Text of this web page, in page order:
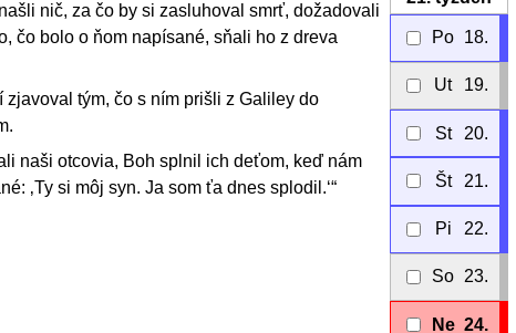
nič, za čo by si zasluhoval smrť, dožadovali
čo bolo o ňom napísané, sňali ho z dreva
tým, čo s ním prišli z Galiley do
naši otcovia, Boh splnil ich deťom, keď nám
‚Ty si môj syn. Ja som ťa dnes splodil.‘“
Po 18.
Ut 19.
St 20.
Št 21.
Pi 22.
So 23.
Ne 24.